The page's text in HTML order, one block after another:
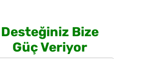
Desteğiniz Bize
Güç Veriyor